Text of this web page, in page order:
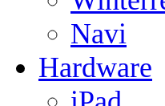
Navi
Hardware